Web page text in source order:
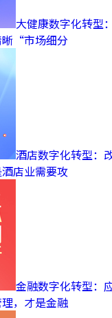
大健康数字化转型
晰“市场细分
酒店数字化转型：
店业需要攻
金融数字化转型：
，才是金融